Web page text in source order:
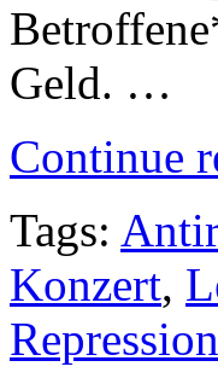
Geld. …
Continue
Tags:
Konzert,
Repression